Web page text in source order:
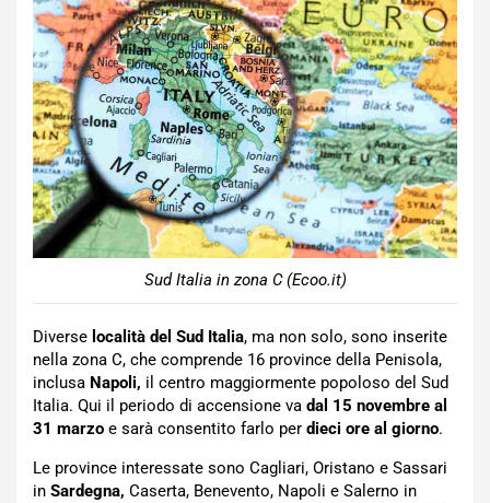
Sud Italia in zona C (Ecoo.it)
Diverse località del Sud Italia, ma non solo, sono inserite
nella zona C, che comprende 16 province della Penisola,
inclusa Napoli, il centro maggiormente popoloso del Sud
Italia. Qui il periodo di accensione va dal 15 novembre al
31 marzo e sarà consentito farlo per dieci ore al giorno.
Le province interessate sono Cagliari, Oristano e Sassari
in Sardegna, Caserta, Benevento, Napoli e Salerno in